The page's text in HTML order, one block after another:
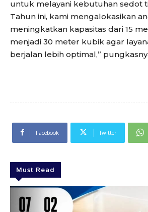
untuk melayani kebutuhan sedot
Tahun ini, kami mengalokasikan
meningkatkan kapasitas dari 15
menjadi 30 meter kubik agar
berjalan lebih optimal,”
Facebook Twitter
Must Read